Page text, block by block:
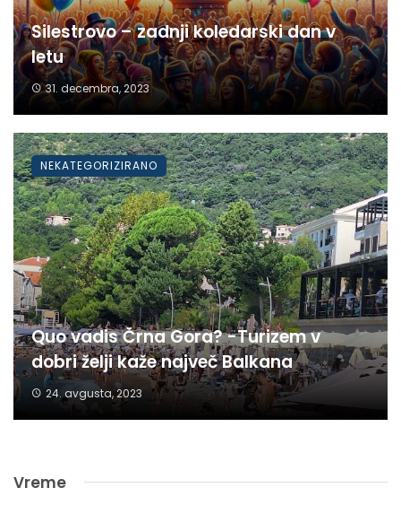
Silestrovo – zadnji koledarski dan v
letu
31. decembra, 2023
Quo vadis Črna Gora? -Turizem v
dobri želji kaže največ Balkana
24. avgusta, 2023
NEKATEGORIZIRANO
Vreme